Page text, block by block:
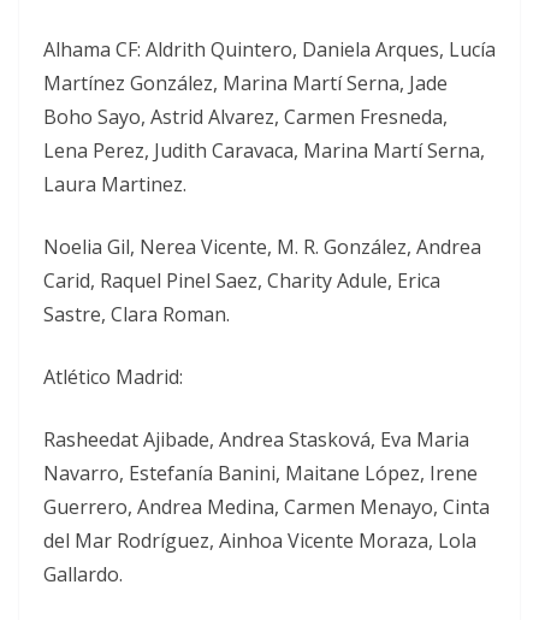
Alhama CF: Aldrith Quintero, Daniela Arques, Lucía
Martínez González, Marina Martí Serna, Jade
Boho Sayo, Astrid Alvarez, Carmen Fresneda,
Lena Perez, Judith Caravaca, Marina Martí Serna,
Laura Martinez.
Noelia Gil, Nerea Vicente, M. R. González, Andrea
Carid, Raquel Pinel Saez, Charity Adule, Erica
Sastre, Clara Roman.
Atlético Madrid:
Rasheedat Ajibade, Andrea Stasková, Eva Maria
Navarro, Estefanía Banini, Maitane López, Irene
Guerrero, Andrea Medina, Carmen Menayo, Cinta
del Mar Rodríguez, Ainhoa Vicente Moraza, Lola
Gallardo.